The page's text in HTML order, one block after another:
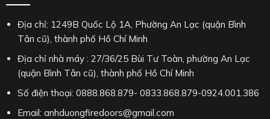
Địa chỉ: 1249B Quốc Lộ 1A, Phường An Lạc (quận Bình
Tân cũ), thành phố Hồ Chí Minh
Địa chỉ nhà máy : 27/36/25 Bùi Tư Toàn, phường An Lạc
(quận Bình Tân cũ), thành phố Hồ Chí Minh
Số điện thoại: 0888.868.879- 0833.868.879-0924.001.386
Email: anhduongfiredoors@gmail.com